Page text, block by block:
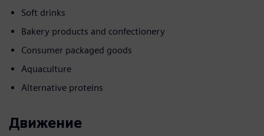
Soft drinks
Bakery products and confectionery
Consumer packaged goods
Aquaculture
Alternative proteins
Движение